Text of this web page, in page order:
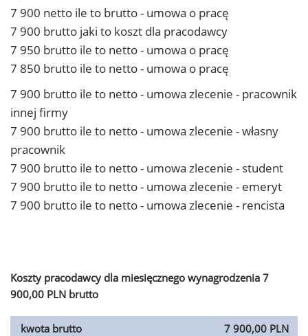
7 900 netto ile to brutto - umowa o pracę
7 900 brutto jaki to koszt dla pracodawcy
7 950 brutto ile to netto - umowa o pracę
7 850 brutto ile to netto - umowa o pracę
7 900 brutto ile to netto - umowa zlecenie - pracownik
innej firmy
7 900 brutto ile to netto - umowa zlecenie - własny
pracownik
7 900 brutto ile to netto - umowa zlecenie - student
7 900 brutto ile to netto - umowa zlecenie - emeryt
7 900 brutto ile to netto - umowa zlecenie - rencista
Koszty pracodawcy dla miesięcznego wynagrodzenia 7
900,00 PLN brutto
kwota brutto
7 900,00 PLN